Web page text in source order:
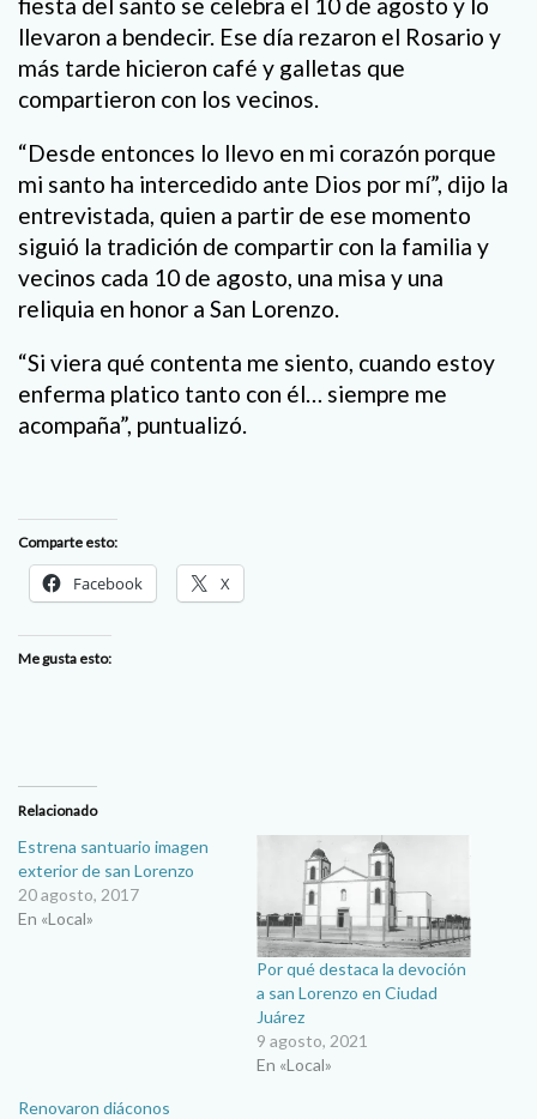
llevaron a bendecir. Ese día rezaron el Rosario y
más tarde hicieron café y galletas que
compartieron con los vecinos.
“Desde entonces lo llevo en mi corazón porque
mi santo ha intercedido ante Dios por mí”, dijo la
entrevistada, quien a partir de ese momento
siguió la tradición de compartir con la familia y
vecinos cada 10 de agosto, una misa y una
reliquia en honor a San Lorenzo.
“Si viera qué contenta me siento, cuando estoy
enferma platico tanto con él… siempre me
acompaña”, puntualizó.
Comparte esto:
Facebook X
Me gusta esto:
Relacionado
Estrena santuario imagen
exterior de san Lorenzo
20 agosto, 2017
En «Local»
Por qué destaca la devoción
a san Lorenzo en Ciudad
Juárez
9 agosto, 2021
En «Local»
Renovaron diáconos